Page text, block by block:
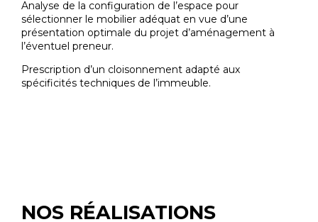
Analyse de la configuration de l’espace pour
sélectionner le mobilier adéquat en vue d’une
présentation optimale du projet d’aménagement à
l’éventuel preneur.
Prescription d’un cloisonnement adapté aux
spécificités techniques de l’immeuble.
NOS RÉALISATIONS